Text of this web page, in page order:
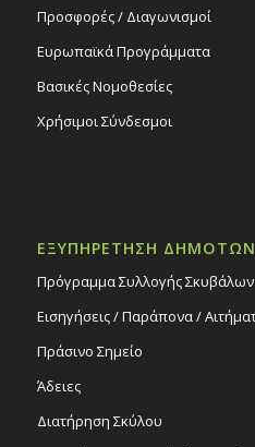
Προσφορές / Διαγωνισμοί
Ευρωπαϊκά Προγράμματα
Βασικές Νομοθεσίες
Χρήσιμοι Σύνδεσμοι
ΕΞΥΠΗΡΕΤΗΣΗ ΔΗΜΟΤΩΝ
Πρόγραμμα Συλλογής Σκυβάλων
Εισηγήσεις / Παράπονα /
Πράσινο Σημείο
Άδειες
Διατήρηση Σκύλου